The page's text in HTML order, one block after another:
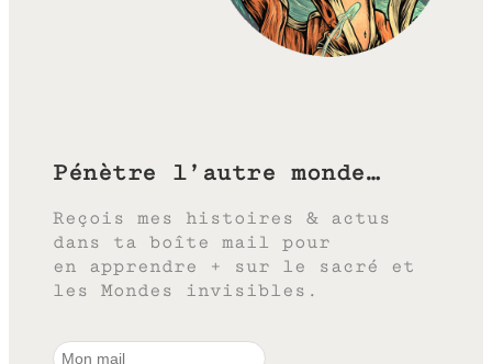
Pénètre l’autre monde…
Reçois mes histoires & actus
dans ta boîte mail pour
en apprendre + sur le sacré et
les Mondes invisibles.